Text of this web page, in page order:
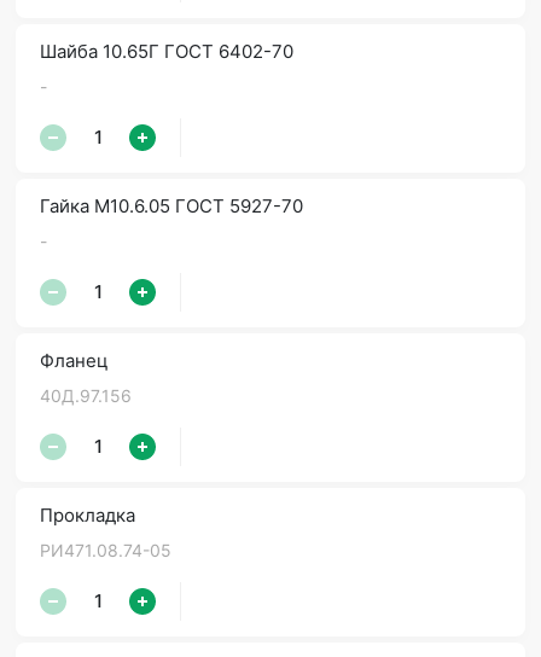
Шайба 10.65Г ГОСТ 6402-70
-
Гайка М10.6.05 ГОСТ 5927-70
-
Фланец
40Д.97.156
Прокладка
РИ471.08.74-05